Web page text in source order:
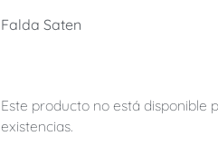
Falda Saten
Este producto no está disponible
existencias.